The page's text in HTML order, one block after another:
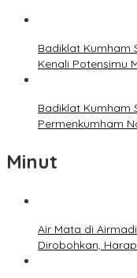
Badiklat Kumham
Kenali Potensimu
Badiklat Kumham
Permenkumham
Minut
Air Mata di
Dirobohkan,